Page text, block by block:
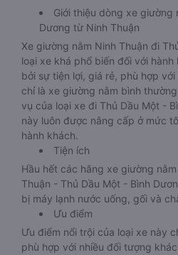
Giới thiệu dòng xe giường
Dương từ Ninh Thuận
Xe giường nằm Ninh Thuận đi
loại xe khá phổ biến đối với
bởi sự tiện lợi, giá rẻ, phù hợp
chỉ là xe giường nằm bình
vụ của loại xe đi Thủ Dầu Một -
này luôn được nâng cấp ở mức
hành khách.
Tiện ích
Hầu hết các hãng xe giường
Thuận - Thủ Dầu Một - Bình
bị máy lạnh nước uống, gối và
Ưu điểm
Ưu điểm nổi trội của loại xe này
phù hợp với nhiều đối tượng